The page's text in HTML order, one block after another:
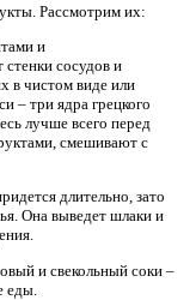
Рассмотрим их:
и
сосудов и
в чистом виде или
– три ядра грецкого
лучше всего перед
смешивают с
длительно, зато
Она выведет шлаки и
и свекольный соки –
еды.